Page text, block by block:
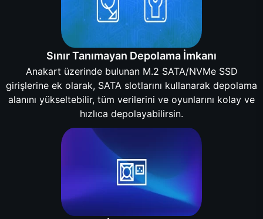
Sınır Tanımayan Depolama İmkanı
Anakart üzerinde bulunan M.2 SATA/NVMe SSD
girişlerine ek olarak, SATA slotlarını kullanarak depolama
alanını yükseltebilir, tüm verilerini ve oyunlarını kolay ve
hızlıca depolayabilirsin.